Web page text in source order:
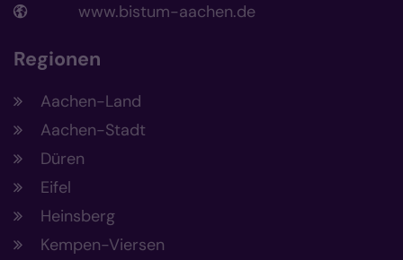
www.bistum-aachen.de
Regionen
Aachen-Land
Aachen-Stadt
Düren
Eifel
Heinsberg
Kempen-Viersen